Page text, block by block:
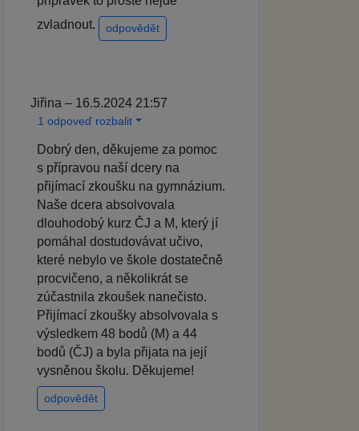
zvladnout.
odpovědět
Jiřina – 16.5.2024 21:57
1 odpoveď rozbalit
Dobrý den, děkujeme za pomoc
s přípravou naší dcery na
přijímací zkoušku na gymnázium.
Naše dcera absolvovala
dlouhodobý kurz ČJ a M, který jí
pomáhal dostudovávat učivo,
které nebylo ve škole dostatečně
procvičeno, a několikrát se
zúčastnila zkoušek nanečisto.
Přijímací zkoušky absolvovala s
výsledkem 48 bodů (M) a 44
bodů (ČJ) a byla přijata na její
vysněnou školu. Děkujeme!
odpovědět